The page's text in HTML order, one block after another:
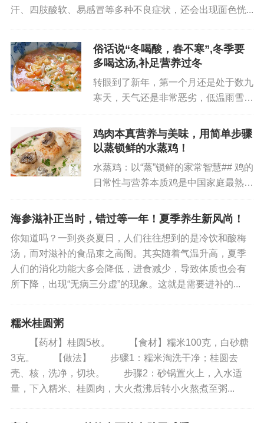
汗、四肢酸软、易感冒等多种不良症状，还会出现面色恍...
俗话说“冬喝酸，春不寒”,冬季要
多喝这汤,补足营养过冬
转眼到了新年，第一个月还是处于数九
寒天，天气还是非常恶劣，低温雨雪天
生冷的蔬菜，一些菜肴出锅就冷了，一
定要给家里人制作一些快手菜或者汤
鸡肉本真营养与美味，用简单步骤
以蒸锁鲜的水蒸鸡！
水蒸鸡：以“蒸”锁鲜的家常智慧## 鸡的
日常性与营养本质鸡是中国家庭最熟悉
摊到超市的冰鲜柜，从家常餐桌到宴席
源于其“高适配性”：鸡肉...
海参滋补正当时，错过等一年！夏季养生新风尚！
你知道吗？一到炎炎夏日，人们往往想到的是冷饮和酸梅
汤，而对滋补的食品束之高阁。其实随着气温升高，夏季
人们的消化功能大多会降低，进食减少，导致体质也会有
所下降，出现“无病三分虚”的现象。这就是需要进补的...
糯米桂圆粥
【药材】桂圆5枚。 【食材】糯米100克，白砂糖
3克。 【做法】 步骤1：糯米淘洗干净；桂圆去
壳、核，洗净，切块。 步骤2：砂锅置火上，入水适
量，下入糯米、桂圆肉，大火煮沸后转小火熬煮至粥...